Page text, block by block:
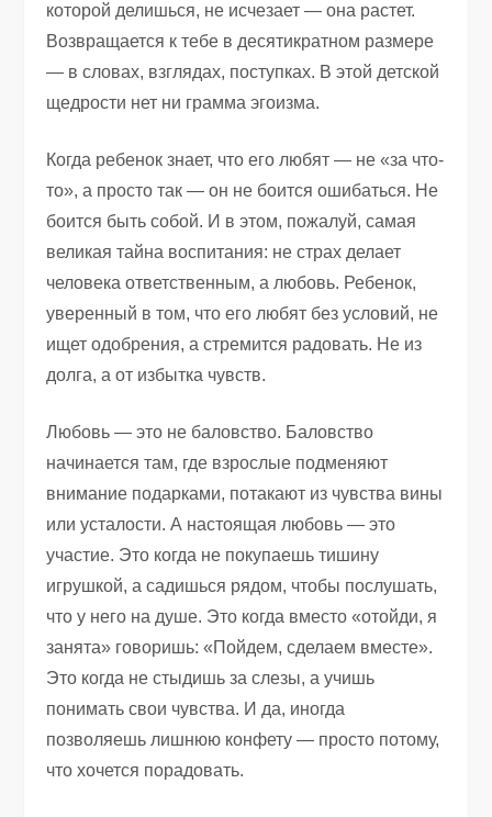
которой делишься, не исчезает — она растет.
Возвращается к тебе в десятикратном размере
— в словах, взглядах, поступках. В этой детской
щедрости нет ни грамма эгоизма.
Когда ребенок знает, что его любят — не «за что-
то», а просто так — он не боится ошибаться. Не
боится быть собой. И в этом, пожалуй, самая
великая тайна воспитания: не страх делает
человека ответственным, а любовь. Ребенок,
уверенный в том, что его любят без условий, не
ищет одобрения, а стремится радовать. Не из
долга, а от избытка чувств.
Любовь — это не баловство. Баловство
начинается там, где взрослые подменяют
внимание подарками, потакают из чувства вины
или усталости. А настоящая любовь — это
участие. Это когда не покупаешь тишину
игрушкой, а садишься рядом, чтобы послушать,
что у него на душе. Это когда вместо «отойди, я
занята» говоришь: «Пойдем, сделаем вместе».
Это когда не стыдишь за слезы, а учишь
понимать свои чувства. И да, иногда
позволяешь лишнюю конфету — просто потому,
что хочется порадовать.